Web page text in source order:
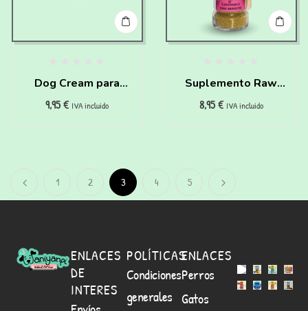
Dog Cream para
perros
9,95€ IVA incluido
Suplemento Raw
Senior para perros
8,95€ IVA incluido
1 2 3 4 5
ENLACES
DE
INTERES
POLÍTICAS
Condiciones
generales
ENLACES
Perros
Gatos